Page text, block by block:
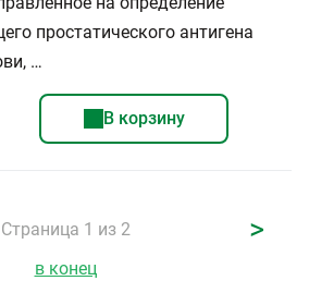
простатического антигена
…
В корзину
Страница 1 из 2 >
в конец